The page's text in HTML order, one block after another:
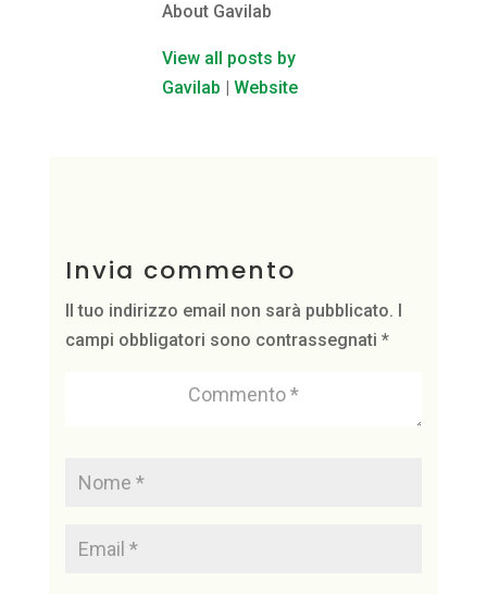
About Gavilab
View all posts by
Gavilab
Website
Invia commento
Il tuo indirizzo email non sarà pubblicato.
campi obbligatori sono contrassegnati *